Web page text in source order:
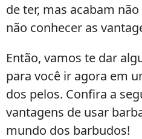
de ter, mas acabam
não conhecer as
Então, vamos te dar
para você ir agora em
dos pelos. Confira a
vantagens de usar
mundo dos barbudos!